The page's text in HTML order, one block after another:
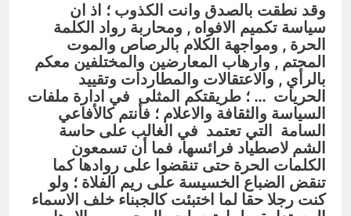
وقد نطقت بالصدق وانت الكذوب ؛ اذ ان
سياسة تكميم الافواه , ومحاربة رواد الكلمة
الحرة , ومواجهة الكلام بالرصاص والموت
المحتم , وارهاب المعارضين والمختلفين معكم
بالرأي , والاعتقالات والمطاردات وتقييد
الحريات … ؛ طريقتكم المثلى في ادارة ملفات
السياسة والثقافة والاعلام ؛ فأنتم كالأفاعي
السامة التي تعتمد في الغالب على حاسة
الشم لاصطياد فرائسها، فما أن تسمعون
الكلمات الحرة حتى تنقضوا على روادها كما
تنقض الضباع الخسيسة على ريم الفلاة ؛ ولو
كنت رجلا حقا لما اختبئت كالجبناء خلف الاسماء